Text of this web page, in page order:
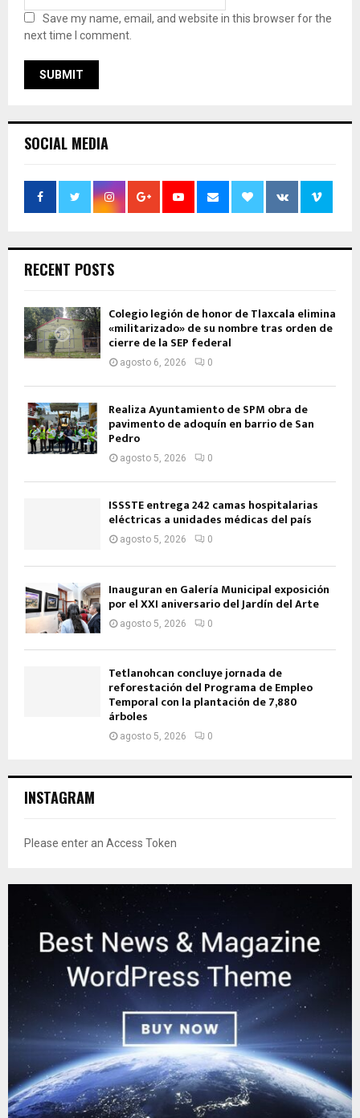
Save my name, email, and website in this browser for the
next time I comment.
SOCIAL MEDIA
RECENT POSTS
Colegio legión de honor de Tlaxcala elimina
«militarizado» de su nombre tras orden de
cierre de la SEP federal
agosto 6, 2026 0
Realiza Ayuntamiento de SPM obra de
pavimento de adoquín en barrio de San
Pedro
agosto 5, 2026 0
ISSSTE entrega 242 camas hospitalarias
eléctricas a unidades médicas del país
agosto 5, 2026 0
Inauguran en Galería Municipal exposición
por el XXI aniversario del Jardín del Arte
agosto 5, 2026 0
Tetlanohcan concluye jornada de
reforestación del Programa de Empleo
Temporal con la plantación de 7,880
árboles
agosto 5, 2026 0
INSTAGRAM
Please enter an Access Token